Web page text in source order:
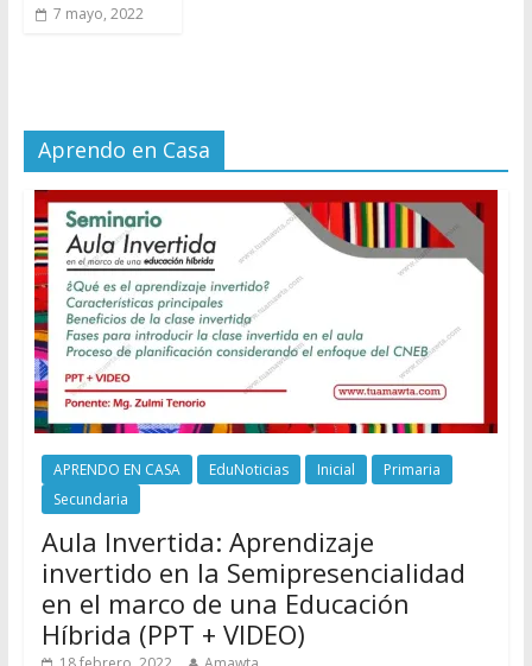
7 mayo, 2022
Aprendo en Casa
APRENDO EN CASA EduNoticias Inicial
Primaria
Secundaria
Aula Invertida: Aprendizaje
invertido en la Semipresencialidad
en el marco de una Educación
Híbrida (PPT + VIDEO)